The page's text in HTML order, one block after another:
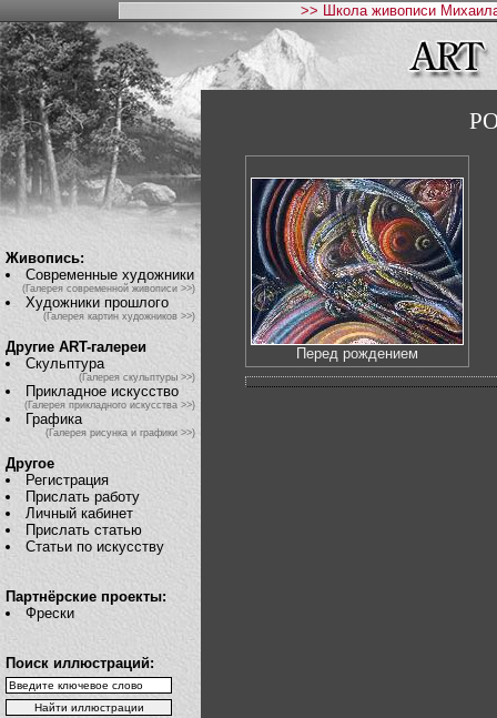
>> Школа живописи
Живопись:
Современные художники
(Галерея современной живописи >>)
Художники прошлого
(Галерея картин художников >>)
Другие ART-галереи
Скульптура
(Галерея скульптуры >>)
Прикладное искусство
(Галерея прикладного искусства >>)
Графика
(Галерея рисунка и графики >>)
Другое
Регистрация
Прислать работу
Личный кабинет
Прислать статью
Статьи по искусству
Партнёрские проекты:
Фрески
Поиск иллюстраций:
Перед рождением